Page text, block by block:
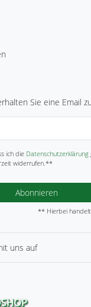
Sie eine Email
ich die Daten­schutz­erklärung
widerrufen.**
Abonnieren
** Hierbei handelt
uns auf